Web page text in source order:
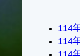
114
114